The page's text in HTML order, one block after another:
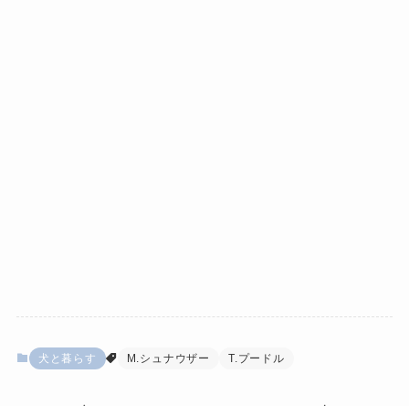
犬と暮らす M.シュナウザー T.プードル